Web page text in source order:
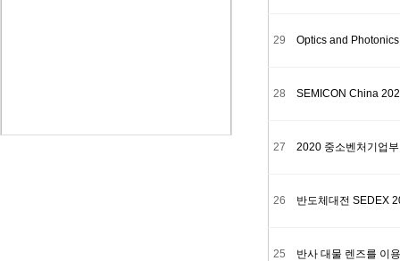
29 Optics and
28 SEMICON China
27 2020 중소벤처기업
26 반도체대전 SEDEX
25 반사 대물 렌즈를 이